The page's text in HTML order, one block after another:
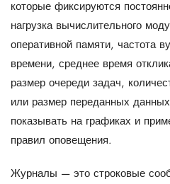
которые фиксируются
нагрузка вычислительного
оперативной памяти, частота
времени, среднее время
размер очереди задач,
или размер переданных
показывать на графиках и
правил оповещения.
Журналы — это строковые